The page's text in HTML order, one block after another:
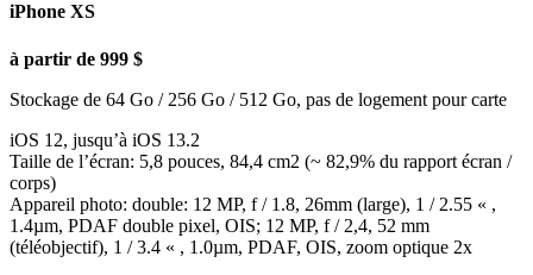
iPhone XS
à partir de 999 $
Stockage de 64 Go / 256 Go / 512 Go, pas de logement pour carte
iOS 12, jusqu’à iOS 13.2
Taille de l’écran: 5,8 pouces, 84,4 cm2 (~ 82,9% du rapport écran /
corps)
Appareil photo: double: 12 MP, f / 1.8, 26mm (large), 1 / 2.55 « ,
1.4µm, PDAF double pixel, OIS; 12 MP, f / 2,4, 52 mm
(téléobjectif), 1 / 3.4 « , 1.0µm, PDAF, OIS, zoom optique 2x